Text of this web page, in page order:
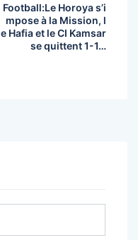
Football:Le Horoya s’i
mpose à la Mission, l
e Hafia et le CI Kamsar
se quittent 1-1…